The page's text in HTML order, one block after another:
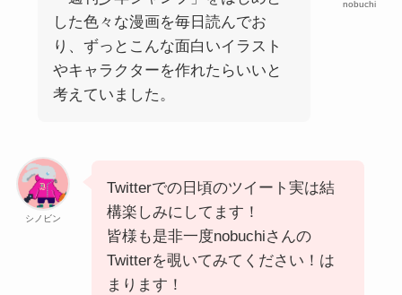
nobuchi
した色々な漫画を毎日読んでお
り、ずっとこんな面白いイラスト
やキャラクターを作れたらいいと
考えていました。
シノビン
Twitterでの日頃のツイート実は結
構楽しみにしてます！
皆様も是非一度nobuchiさんの
Twitterを覗いてみてください！は
まります！